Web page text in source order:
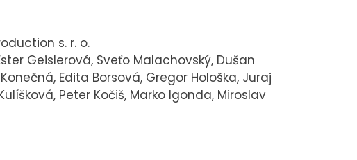
s. r. o.
Geislerová, Sveťo Malachovský, Dušan
Edita Borsová, Gregor Hološka, Juraj
Peter Kočiš, Marko Igonda, Miroslav